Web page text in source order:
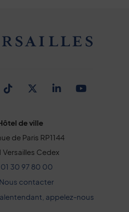
TikTokTwitter
Linkedin
de ville
de Paris RP1144
Versailles Cedex
01 30 97 80 00
Nous contacter
appelez-nous